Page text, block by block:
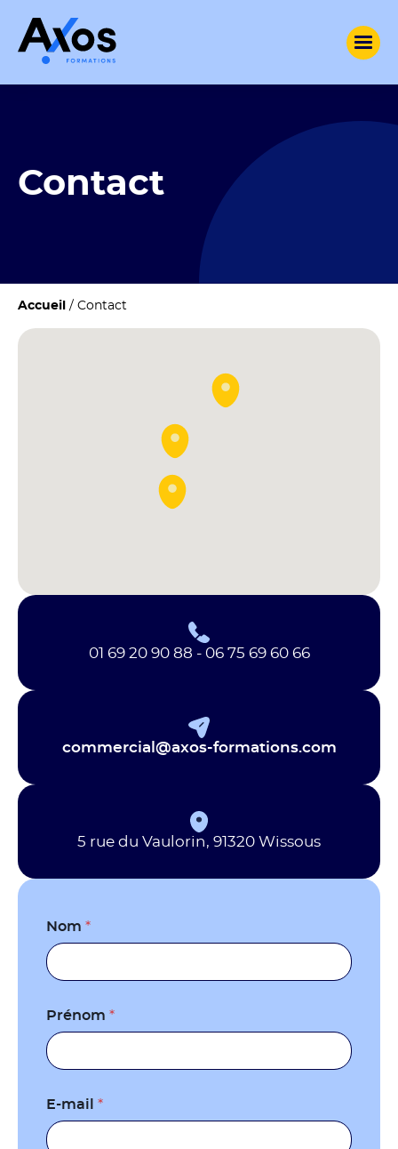
Contact
Accueil / Contact
01 69 20 90 88 - 06 75 69 60 66
commercial@axos-formations.com
5 rue du Vaulorin, 91320 Wissous
Nom *
Prénom *
E-mail *